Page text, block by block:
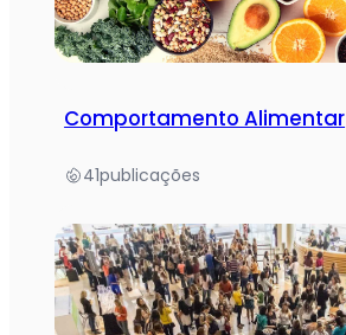
Comportamento Alimentar
41publicações